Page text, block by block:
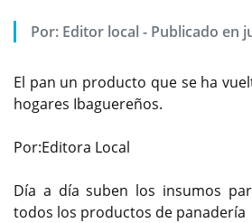
Por: Editor local - Publicado en
El pan un producto que se ha
hogares Ibaguereños.
Por:Editora Local
Día a día suben los insumos
todos los productos de panadería